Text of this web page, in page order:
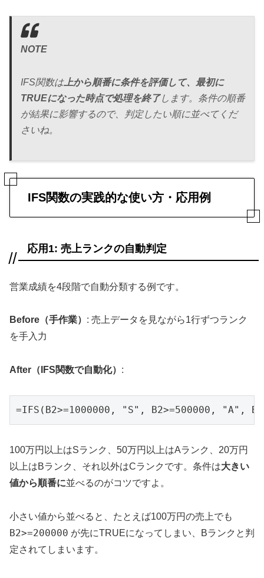
NOTE
IFS関数は上から順番に条件を評価して、最初に
TRUEになった時点で処理を終了します。条件の順番
が結果に影響するので、判定したい順に並べてくだ
さいね。
IFS関数の実践的な使い方・応用例
応用1: 売上ランクの自動判定
営業成績を4段階で自動分類する例です。
Before（手作業） : 売上データを見ながら1行ずつランク
を手入力
After（IFS関数で自動化） :
=IFS(B2>=1000000, "S", B2>=500000, "A",
100万円以上はSランク、50万円以上はAランク、20万円
以上はBランク、それ以外はCランクです。条件は大きい
値から順番に並べるのがコツですよ。
小さい値から並べると、たとえば100万円の売上でも
B2>=200000 が先にTRUEになってしまい、Bランクと判
定されてしまいます。